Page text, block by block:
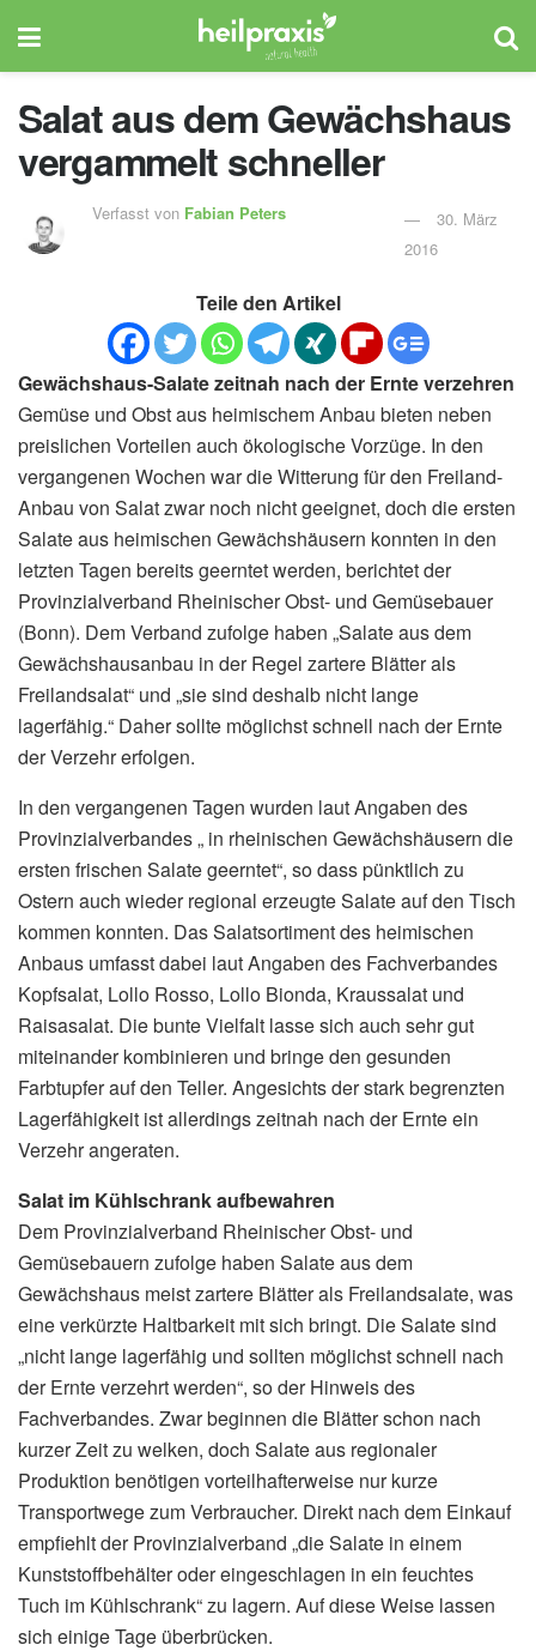
Salat aus dem Gewächshaus
vergammelt schneller
Verfasst von Fabian Peters
30. März
2016
Teile den Artikel
Gewächshaus-Salate zeitnah nach der Ernte verzehren
Gemüse und Obst aus heimischem Anbau bieten neben
preislichen Vorteilen auch ökologische Vorzüge. In den
vergangenen Wochen war die Witterung für den Freiland-
Anbau von Salat zwar noch nicht geeignet, doch die ersten
Salate aus heimischen Gewächshäusern konnten in den
letzten Tagen bereits geerntet werden, berichtet der
Provinzialverband Rheinischer Obst- und Gemüsebauer
(Bonn). Dem Verband zufolge haben „Salate aus dem
Gewächshausanbau in der Regel zartere Blätter als
Freilandsalat“ und „sie sind deshalb nicht lange
lagerfähig.“ Daher sollte möglichst schnell nach der Ernte
der Verzehr erfolgen.
In den vergangenen Tagen wurden laut Angaben des
Provinzialverbandes „ in rheinischen Gewächshäusern die
ersten frischen Salate geerntet“, so dass pünktlich zu
Ostern auch wieder regional erzeugte Salate auf den Tisch
kommen konnten. Das Salatsortiment des heimischen
Anbaus umfasst dabei laut Angaben des Fachverbandes
Kopfsalat, Lollo Rosso, Lollo Bionda, Kraussalat und
Raisasalat. Die bunte Vielfalt lasse sich auch sehr gut
miteinander kombinieren und bringe den gesunden
Farbtupfer auf den Teller. Angesichts der stark begrenzten
Lagerfähigkeit ist allerdings zeitnah nach der Ernte ein
Verzehr angeraten.
Salat im Kühlschrank aufbewahren
Dem Provinzialverband Rheinischer Obst- und
Gemüsebauern zufolge haben Salate aus dem
Gewächshaus meist zartere Blätter als Freilandsalate, was
eine verkürzte Haltbarkeit mit sich bringt. Die Salate sind
„nicht lange lagerfähig und sollten möglichst schnell nach
der Ernte verzehrt werden“, so der Hinweis des
Fachverbandes. Zwar beginnen die Blätter schon nach
kurzer Zeit zu welken, doch Salate aus regionaler
Produktion benötigen vorteilhafterweise nur kurze
Transportwege zum Verbraucher. Direkt nach dem Einkauf
empfiehlt der Provinzialverband „die Salate in einem
Kunststoffbehälter oder eingeschlagen in ein feuchtes
Tuch im Kühlschrank“ zu lagern. Auf diese Weise lassen
sich einige Tage überbrücken.